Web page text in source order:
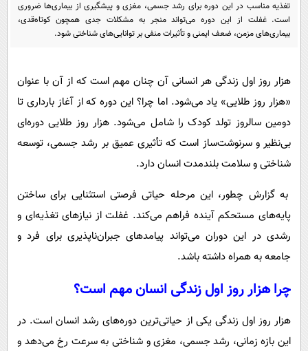
سیاست
سرگرمی
گوناگون
محیط زیست
سلامت
فرهنگی
بین الملل
اجتماعی
سیاست خارجی
داستان کوتاه
پیامک
آشپزی
تغذیه مناسب در این دوره برای رشد جسمی، مغزی و پیشگیری از بیماری‌ها ضروری
است. غفلت از این دوره می‌تواند منجر به مشکلات جدی همچون کوتاه‌قدی،
بیماری‌های مزمن، ضعف ایمنی و تأثیرات منفی بر توانایی‌های شناختی شود.
هزار روز اول زندگی هر انسانی آن چنان مهم است که از آن با عنوان
«هزار روز طلایی» یاد می‌شود. اما چرا؟ این دوره که از آغاز بارداری تا
دومین سالروز تولد کودک را شامل می‌شود. هزار روز طلایی دوره‌ای
بی‌نظیر و سرنوشت‌ساز است که تأثیری عمیق بر رشد جسمی، توسعه
شناختی و سلامت بلندمدت انسان دارد.
به گزارش چطور، این مرحله حیاتی فرصتی استثنایی برای ساختن
پایه‌های مستحکم آینده فراهم می‌کند. غفلت از نیازهای تغذیه‌ای و
رشدی در این دوران می‌تواند پیامدهای جبران‌ناپذیری برای فرد و
جامعه به همراه داشته باشد.
چرا هزار روز اول زندگی انسان مهم است؟
هزار روز اول زندگی یکی از حیاتی‌ترین دوره‌های رشد انسان است. در
این بازه زمانی، رشد جسمی، مغزی و شناختی به سرعت رخ می‌دهد و